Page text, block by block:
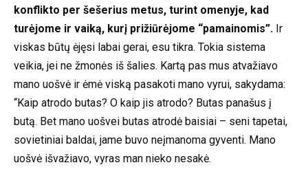
konflikto per šešerius metus, turint omenyje, kad
turėjome ir vaiką, kurį prižiūrėjome “pamainomis”. Ir
viskas būtų ėjęsi labai gerai, esu tikra. Tokia sistema
veikia, jei ne žmonės iš šalies. Kartą pas mus atvažiavo
mano uošvė ir ėmė viską pasakoti mano vyrui, sakydama:
“Kaip atrodo butas? O kaip jis atrodo? Butas panašus į
butą. Bet mano uošvei butas atrodė baisiai – seni tapetai,
sovietiniai baldai, jame buvo neįmanoma gyventi. Mano
uošvė išvažiavo, vyras man nieko nesakė.